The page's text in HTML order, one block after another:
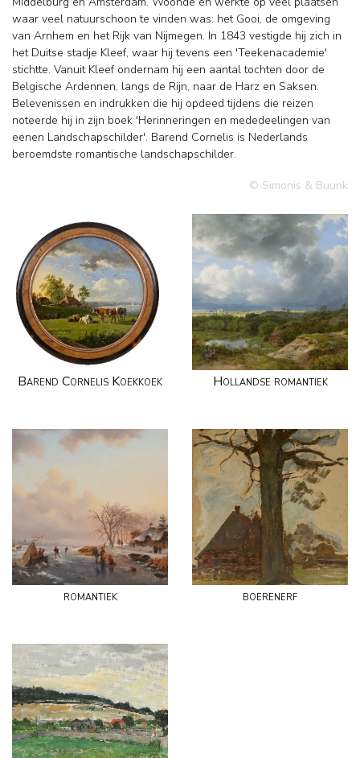
waar veel natuurschoon te vinden was: het Gooi, de omgeving
van Arnhem en het Rijk van Nijmegen. In 1843 vestigde hij zich in
het Duitse stadje Kleef, waar hij tevens een 'Teekenacademie'
stichtte. Vanuit Kleef ondernam hij een aantal tochten door de
Belgische Ardennen, langs de Rijn, naar de Harz en Saksen.
Belevenissen en indrukken die hij opdeed tijdens die reizen
noteerde hij in zijn boek 'Herinneringen en mededeelingen van
eenen Landschapschilder'. Barend Cornelis is Nederlands
beroemdste romantische landschapschilder.
© Simonis & Buunk
Barend Cornelis Koekkoek Hollandse romantiek
romantiek boerenerf